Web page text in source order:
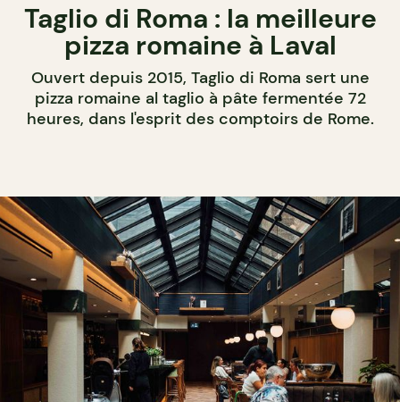
Taglio di Roma : la meilleure
pizza romaine à Laval
Ouvert depuis 2015, Taglio di Roma sert une
pizza romaine al taglio à pâte fermentée 72
heures, dans l'esprit des comptoirs de Rome.